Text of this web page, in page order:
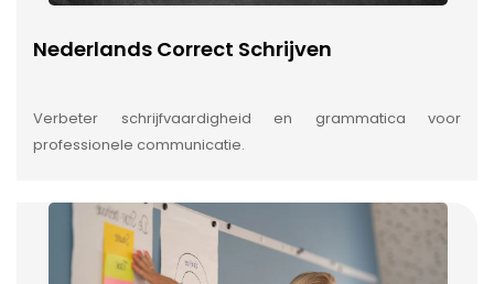
Nederlands Correct Schrijven
Verbeter schrijfvaardigheid en grammatica voor
professionele communicatie.